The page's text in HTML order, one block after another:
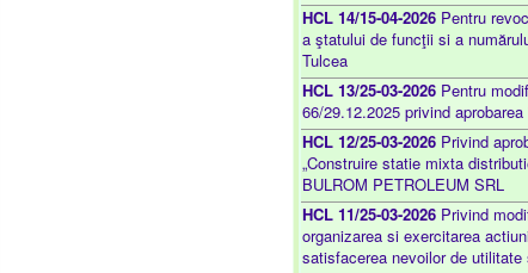
HCL 14/15-04-2026 Pentru
a ştatului de funcţii si a
Tulcea
HCL 13/25-03-2026 Pentru
66/29.12.2025 privind
HCL 12/25-03-2026 Privind
„Construire statie mixta
BULROM PETROLEUM SRL
HCL 11/25-03-2026 Privind
organizarea si exercitarea
satisfacerea nevoilor de